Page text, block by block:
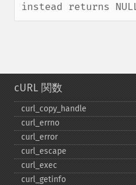
instead returns
cURL 関数
curl_​copy_​handle
curl_​errno
curl_​error
curl_​escape
curl_​exec
curl_​getinfo